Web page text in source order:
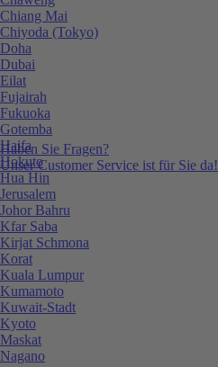
Haben Sie Fragen?
Unser Customer Service ist für Sie da!
Chiang Mai
Chiyoda (Tokyo)
Doha
Dubai
Eilat
Fujairah
Fukuoka
Gotemba
Haifa
Hokuto
Hua Hin
Jerusalem
Johor Bahru
Kfar Saba
Kirjat Schmona
Korat
Kuala Lumpur
Kumamoto
Kuwait-Stadt
Kyoto
Maskat
Nagano